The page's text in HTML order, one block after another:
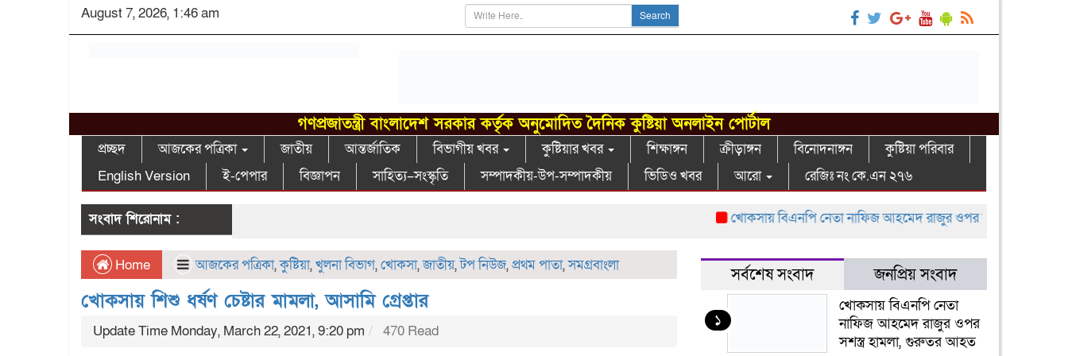
August 7, 2026, 1:46 am Search
গণপ্রজাতন্ত্রী বাংলাদেশ সরকার কর্তৃক অনুমোদিত দৈনিক কুষ্টিয়া অনলাইন পোর্টাল
প্রচ্ছদ আজকের পত্রিকা জাতীয় আন্তর্জাতিক বিভাগীয় খবর কুষ্টিয়ার খবর শিক্ষাঙ্গন ক্রীড়াঙ্গন বিনোদনাঙ্গন
কুষ্টিয়া পরিবার
English Version
ই-পেপার বিজ্ঞাপন সাহিত্য–সংস্কৃতি সম্পাদকীয়-উপ-সম্পাদকীয় ভিডিও খবর আরো রেজিঃ নং কে.এন ২৭৬
সংবাদ শিরোনাম : খোকসায় বিএনপি নেতা নাফিজ আহমেদ রাজুর ওপর সশস্ত্র হামলা, গুরুতর
Home আজকের পত্রিকা,কুষ্টিয়া,খুলনা বিভাগ,খোকসা,জাতীয়,টপ নিউজ,প্রথম পাতা,সমগ্রবাংলা
খোকসায় শিশু ধর্ষণ চেষ্টার মামলা, আসামি গ্রেপ্তার
Update Time Monday, March 22, 2021, 9:20 pm 470 Read
সর্বশেষ সংবাদ জনপ্রিয় সংবাদ
১
খোকসায় বিএনপি নেতা
নাফিজ আহমেদ রাজুর ওপর
সশস্ত্র হামলা, গুরুতর আহত